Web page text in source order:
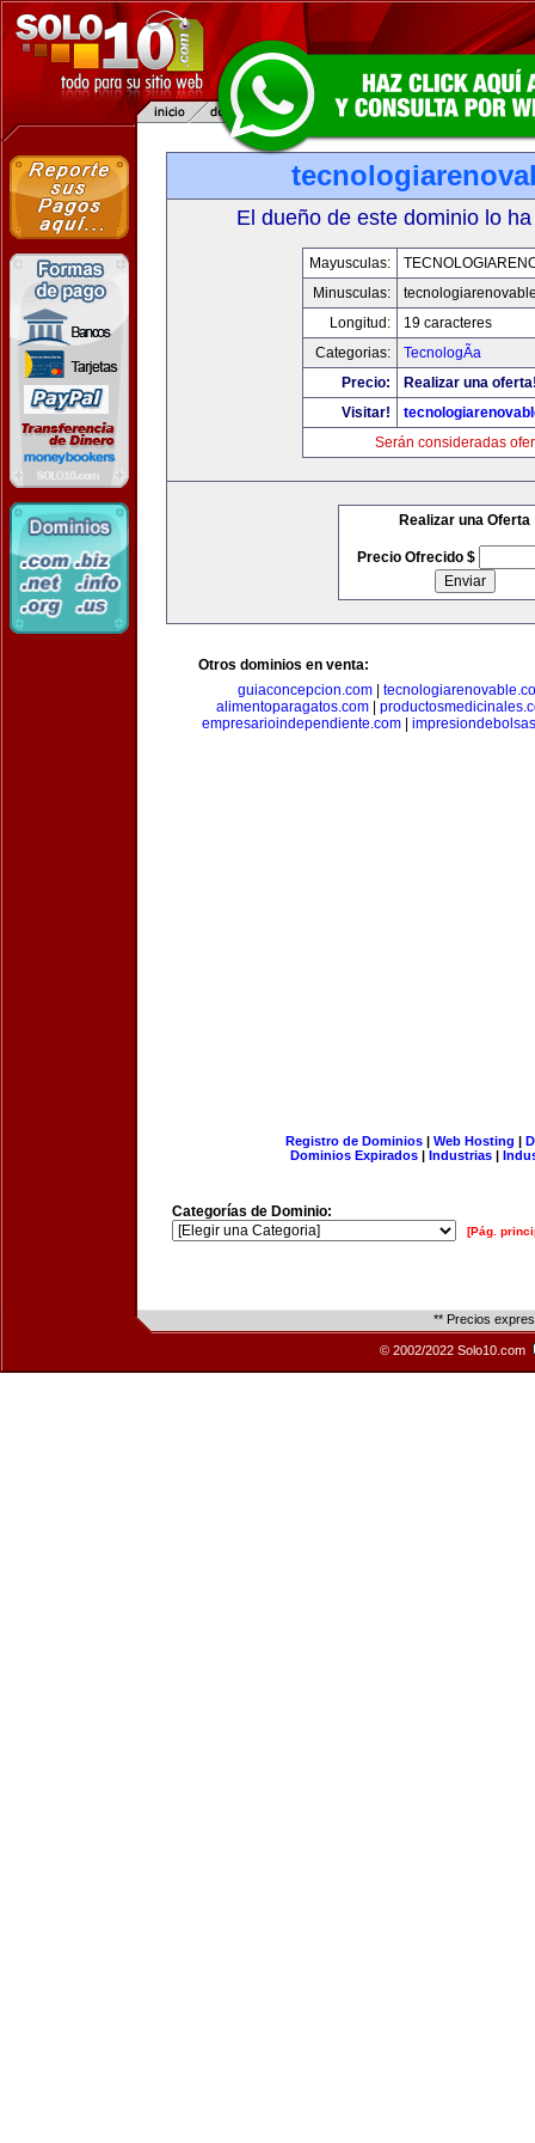
El dueño de este dominio lo
Mayusculas:
Minusculas:
Longitud:
19 caracteres
Categorias:
TecnologÃ­a
Precio:
Realizar una
Visitar!
Serán consideradas
Realizar una Oferta
Precio Ofrecido $
Otros dominios en venta:
guiaconcepcion.com|
alimentoparagatos.com
empresarioindependiente.com
Registro de Dominios| Web Hosting |
Dominios Expirados | Industrias |
Categorías de Dominio:
[Pág.
** Precios
© 2002/2022 Solo10.com